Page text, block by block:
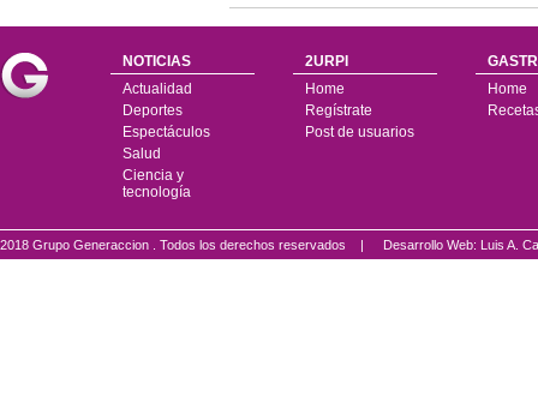
NOTICIAS
Actualidad
Deportes
Espectáculos
Salud
Ciencia y
tecnología
2URPI
Home
Regístrate
Post de usuarios
Home
2018 Grupo Generaccion . Todos los derechos reservados | Desarrollo Web: Luis